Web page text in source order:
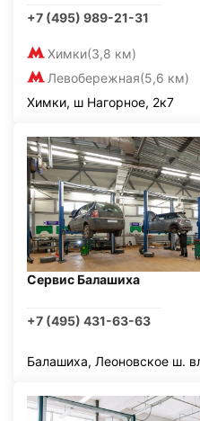
+7 (495) 989-21-31
Химки(3,8 км)
Левобережная(5,6 км)
Химки, ш Нагорное, 2к7
Сервис Балашиха
+7 (495) 431-63-63
Балашиха, Леоновское ш.